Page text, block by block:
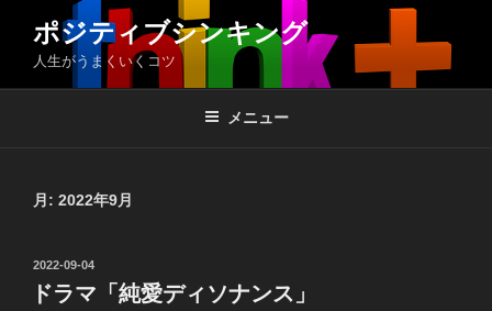
ン
ポジティブシンキング
人生がうまくいくコツ
メニュー
月: 2022年9月
投
稿
日:
2022-09-04
ドラマ「純愛ディソナンス」